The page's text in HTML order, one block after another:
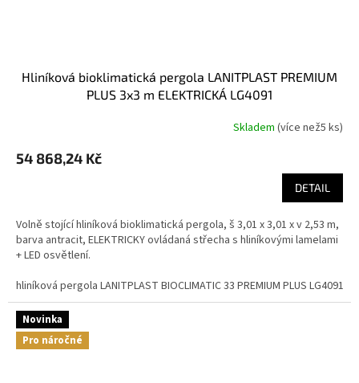
hliníková bioklimatická pergola LANITPLAST PREMIUM
PLUS 3x3 m ELEKTRICKÁ LG4091
Skladem (více než5 ks)
54 868,24 Kč
DETAIL
Volně stojící hliníková bioklimatická pergola, š 3,01 x 3,01 x v 2,53 m,
barva antracit, ELEKTRICKY ovládaná střecha s hliníkovými lamelami
+ LED osvětlení.
hliníková pergola LANITPLAST BIOCLIMATIC 33 PREMIUM PLUS LG4091
Novinka
Pro náročné